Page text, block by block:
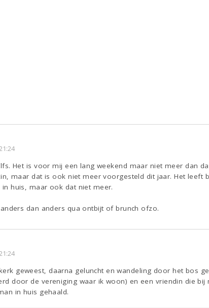
Het is voor mij een lang weekend maar niet meer dan
maar dat is ook niet meer voorgesteld dit jaar. Het leeft
in huis, maar ook dat niet meer.
dan anders qua ontbijt of brunch ofzo.
geweest, daarna geluncht en wandeling door het bos
door de vereniging waar ik woon) en een vriendin die
in huis gehaald.